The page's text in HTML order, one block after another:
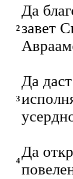
2
Да
завет
3
Да
4
Да